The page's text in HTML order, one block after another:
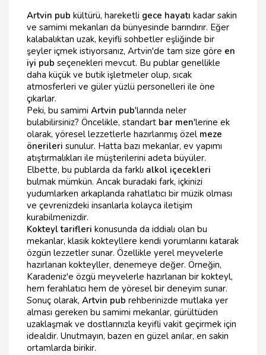
Artvin pub kültürü, hareketli gece hayatı kadar sakin
ve samimi mekanları da bünyesinde barındırır. Eğer
kalabalıktan uzak, keyifli sohbetler eşliğinde bir
şeyler içmek istiyorsanız, Artvin'de tam size göre en
iyi pub seçenekleri mevcut. Bu publar genellikle
daha küçük ve butik işletmeler olup, sıcak
atmosferleri ve güler yüzlü personelleri ile öne
çıkarlar.
Peki, bu samimi Artvin pub'larında neler
bulabilirsiniz? Öncelikle, standart bar men'lerine ek
olarak, yöresel lezzetlerle hazırlanmış özel meze
önerileri sunulur. Hatta bazı mekanlar, ev yapımı
atıştırmalıkları ile müşterilerini adeta büyüler.
Elbette, bu publarda da farklı alkol içecekleri
bulmak mümkün. Ancak buradaki fark, içkinizi
yudumlarken arkaplanda rahatlatıcı bir müzik olması
ve çevrenizdeki insanlarla kolayca iletişim
kurabilmenizdir.
Kokteyl tarifleri konusunda da iddialı olan bu
mekanlar, klasik kokteyllere kendi yorumlarını katarak
özgün lezzetler sunar. Özellikle yerel meyvelerle
hazırlanan kokteyller, denemeye değer. Örneğin,
Karadeniz'e özgü meyvelerle hazırlanan bir kokteyl,
hem ferahlatıcı hem de yöresel bir deneyim sunar.
Sonuç olarak, Artvin pub rehberinizde mutlaka yer
alması gereken bu samimi mekanlar, gürültüden
uzaklaşmak ve dostlarınızla keyifli vakit geçirmek için
idealdir. Unutmayın, bazen en güzel anılar, en sakin
ortamlarda birikir.